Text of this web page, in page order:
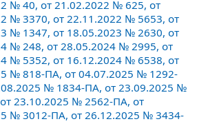
№ 40, от 21.02.2022 № 625, от
№ 3370, от 22.11.2022 № 5653, от
№ 1347, от 18.05.2023 № 2630, от
№ 248, от 28.05.2024 № 2995, от
№ 5352, от 16.12.2024 № 6538, от
№ 818-ПА, от 04.07.2025 № 1292-
№ 1834-ПА, от 23.09.2025 №
23.10.2025 № 2562-ПА, от
№ 3012-ПА, от 26.12.2025 № 3434-